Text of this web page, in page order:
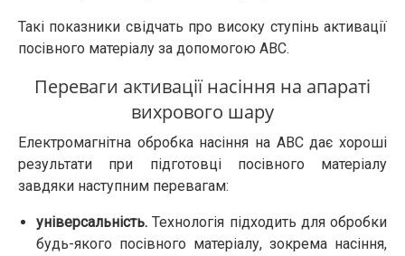
Такі показники свідчать про високу ступінь активації
посівного матеріалу за допомогою АВС.
Переваги активації насіння на апараті
вихрового шару
Електромагнітна обробка насіння на АВС дає хороші
результати при підготовці посівного матеріалу
завдяки наступним перевагам:
універсальність. Технологія підходить для обробки
будь-якого посівного матеріалу, зокрема насіння,